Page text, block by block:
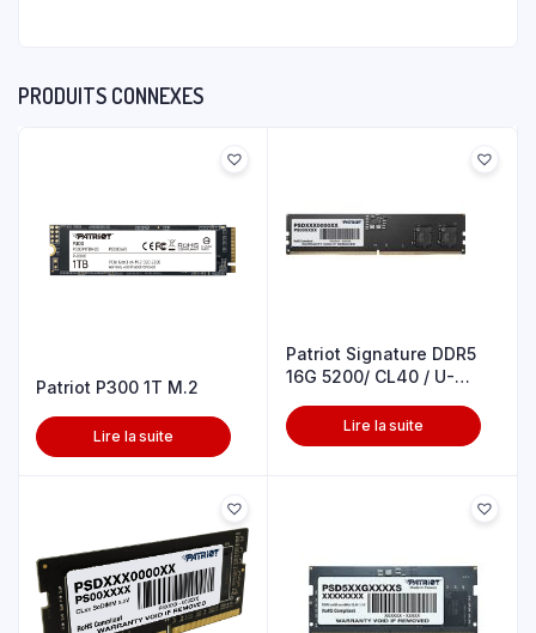
PRODUITS CONNEXES
Patriot P300 1T M.2
Lire la suite
Patriot Signature DDR5
16G 5200/ CL40 / U-
Lire la suite